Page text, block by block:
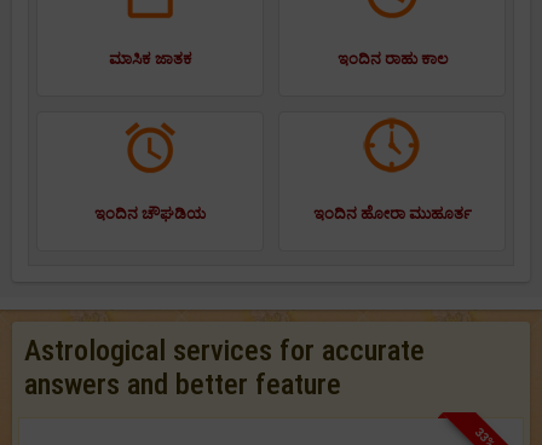
ಮಾಸಿಕ ಜಾತಕ ಇಂದಿನ ರಾಹು ಕಾಲ
ಇಂದಿನ ಚೌಘಡಿಯ ಇಂದಿನ ಹೋರಾ ಮುಹೂರ್ತ
Astrological services for accurate
answers and better feature